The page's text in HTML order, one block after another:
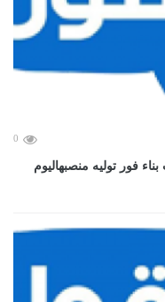
0
فور توليه منصبهاليوم